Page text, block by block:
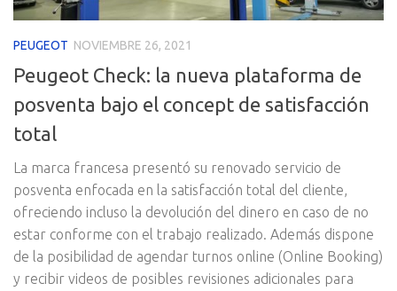
PEUGEOT NOVIEMBRE 26, 2021
Peugeot Check: la nueva plataforma de
posventa bajo el concept de satisfacción
total
La marca francesa presentó su renovado servicio de
posventa enfocada en la satisfacción total del cliente,
ofreciendo incluso la devolución del dinero en caso de no
estar conforme con el trabajo realizado. Además dispone
de la posibilidad de agendar turnos online (Online Booking)
y recibir videos de posibles revisiones adicionales para